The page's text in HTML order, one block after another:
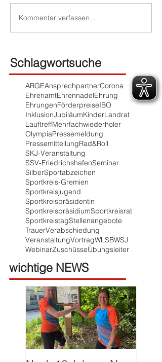
Kommentar verfassen...
Schlagwortsuche
ARGEAnsprechpartnerCorona
EhrenamtEhrennadelEhrung
EhrungenFörderpreiseIBO
InklusionJubiläumKinderLandrat
LauftreffMehrfachwiederholer
OlympiaPressemeldung
PressemitteilungRad&Roll
SKJ-Veranstaltung
SSV-FriedrichshafenSeminar
SilberSportabzeichen
Sportkreis-Gremien
Sportkreisjugend
Sportkreispräsidentin
SportkreispräsidiumSportkreisrat
SportkreistagStellenangebote
TrauerVerabschiedung
VeranstaltungVortragWLSBWSJ
WebinarZuschüsseÜbungsleiter
wichtige NEWS